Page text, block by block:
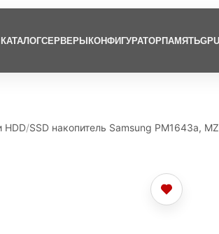
КАТАЛОГСЕРВЕРЫКОНФИГУРАТОРПАМЯТЬGPU
HDD SSD накопитель Samsung PM1643a,